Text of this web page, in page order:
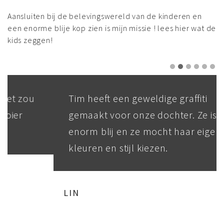
Aansluiten bij de belevingswereld van de kinderen en
een enorme blije kop zien is mijn missie ! lees hier wat de
kids zeggen!
Tim heeft een geweldige graffiti
gemaakt voor onze dochter. Ze is echt
enorm blij en ze mocht haar eigen
kleuren en stijl kiezen.